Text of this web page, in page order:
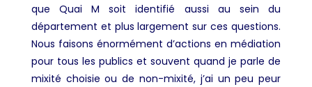
que Quai M soit identifié aussi au sein du
département et plus largement sur ces questions.
Nous faisons énormément d’actions en médiation
pour tous les publics et souvent quand je parle de
mixité choisie ou de non-mixité, j’ai un peu peur